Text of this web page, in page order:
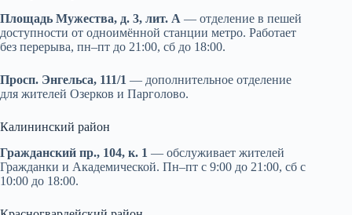
Площадь Мужества, д. 3, лит. А — отделение в пешей
доступности от одноимённой станции метро. Работает
без перерыва, пн–пт до 21:00, сб до 18:00.
Просп. Энгельса, 111/1 — дополнительное отделение
для жителей Озерков и Парголово.
Калининский район
Гражданский пр., 104, к. 1 — обслуживает жителей
Гражданки и Академической. Пн–пт с 9:00 до 21:00, сб с
10:00 до 18:00.